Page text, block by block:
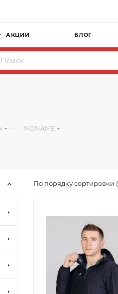
АКЦИИ БЛОГ
— NONAME
По порядку сортировки